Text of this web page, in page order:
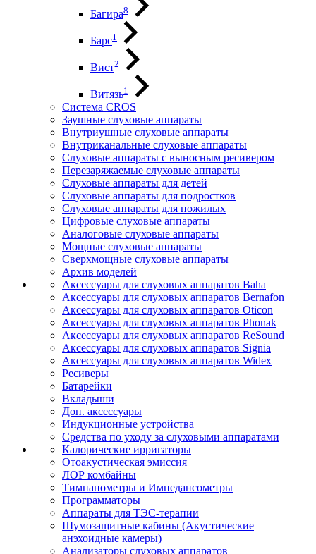
Багира8
Барс1
Вист2
Витязь1
Система CROS
Заушные слуховые аппараты
Внутриушные слуховые аппараты
Внутриканальные слуховые аппараты
Слуховые аппараты с выносным ресивером
Перезаряжаемые слуховые аппараты
Слуховые аппараты для детей
Слуховые аппараты для подростков
Слуховые аппараты для пожилых
Цифровые слуховые аппараты
Аналоговые слуховые аппараты
Мощные слуховые аппараты
Сверхмощные слуховые аппараты
Архив моделей
Аксессуары для слуховых аппаратов Baha
Аксессуары для слуховых аппаратов Bernafon
Аксессуары для слуховых аппаратов Oticon
Аксессуары для слуховых аппаратов Phonak
Аксессуары для слуховых аппаратов ReSound
Аксессуары для слуховых аппаратов Signia
Аксессуары для слуховых аппаратов Widex
Ресиверы
Батарейки
Вкладыши
Доп. аксессуары
Индукционные устройства
Средства по уходу за слуховыми аппаратами
Калорические ирригаторы
Отоакустическая эмиссия
ЛОР комбайны
Тимпанометры и Импедансометры
Программаторы
Аппараты для ТЭС-терапии
Шумозащитные кабины (Акустические
анэхоидные камеры)
Анализаторы слуховых аппаратов